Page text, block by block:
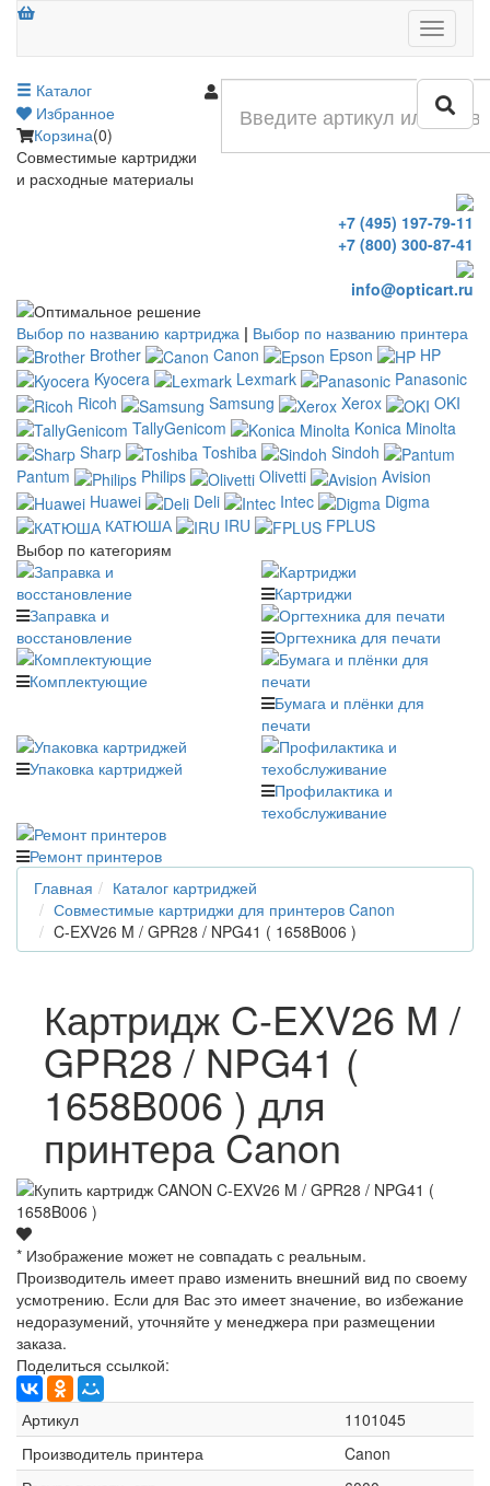
Меню
Каталог
Избранное
Корзина(0)
Совместимые картриджи
и расходные материалы
+7 (495) 197-79-11
+7 (800) 300-87-41
info@opticart.ru
Выбор по названию картриджа | Выбор по названию принтера
Brother
Canon Epson
HP
Kyocera
Lexmark
Panasonic
Ricoh
Samsung Xerox
OKI
TallyGenicom
Konica Minolta
Sharp
Toshiba
Sindoh
Pantum
Philips Olivetti
Avision
Huawei
Deli Intec
Digma
КАТЮША
IRU
FPLUS
Выбор по категориям
Заправка и
восстановление
Картриджи
Оргтехника для печати
Комплектующие
Бумага и плёнки для
печати
Упаковка картриджей
Профилактика и
техобслуживание
Ремонт принтеров
Главная
Каталог картриджей
Совместимые картриджи для принтеров Canon
C-EXV26 M / GPR28 / NPG41 ( 1658B006 )
Картридж C-EXV26 M /
GPR28 / NPG41 (
1658B006 ) для
принтера Canon
* Изображение может не совпадать с реальным.
Производитель имеет право изменить внешний вид по своему
усмотрению. Если для Вас это имеет значение, во избежание
недоразумений, уточняйте у менеджера при размещении
заказа.
Поделиться ссылкой:
Артикул
1101045
Производитель принтера
Canon